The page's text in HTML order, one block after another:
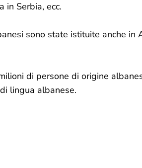
in Serbia, ecc.
sono state istituite anche in
di persone di origine
lingua albanese.